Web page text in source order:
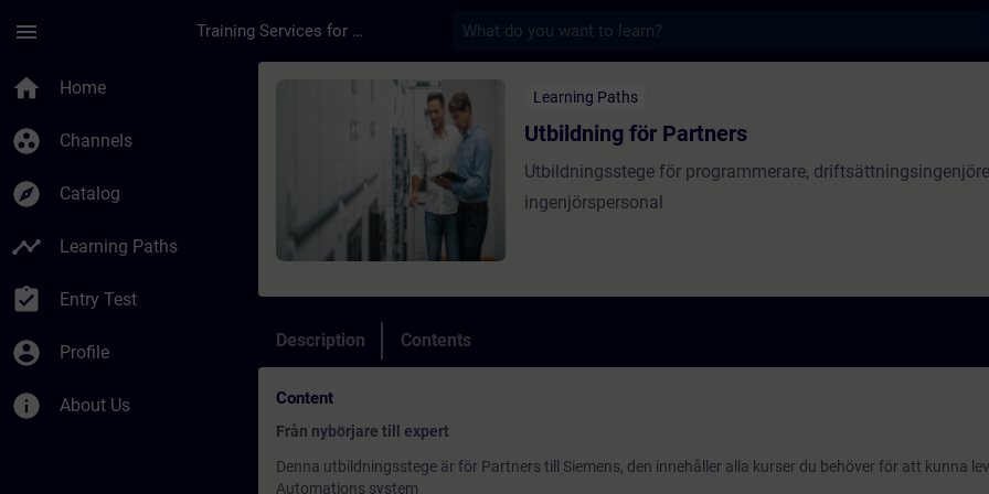
menu Training Services for Digital Industries
home Home
group_work Channels
explore Catalog
timeline Learning Paths
assignment_turned_in Entry Test
account_circle Profile
info About Us
Course - Utbildning för Partners - Training - Training -
Learning Paths
Utbildning för Partners
Utbildningsstege för programmerare,
ingenjörspersonal
Description Contents
Content
Från nybörjare till expert
Denna utbildningsstege är för Partners till Siemens, den innehåller alla kurser du behöver för att kunna
Automations system